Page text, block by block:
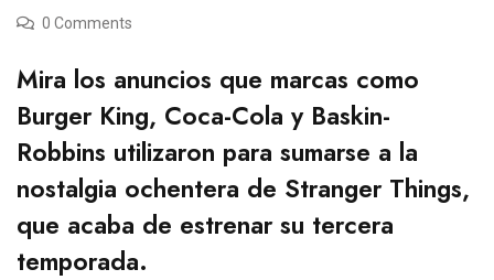
0 Comments
Mira los anuncios que marcas como
Burger King, Coca-Cola y Baskin-
Robbins utilizaron para sumarse a la
nostalgia ochentera de Stranger Things,
que acaba de estrenar su tercera
temporada.